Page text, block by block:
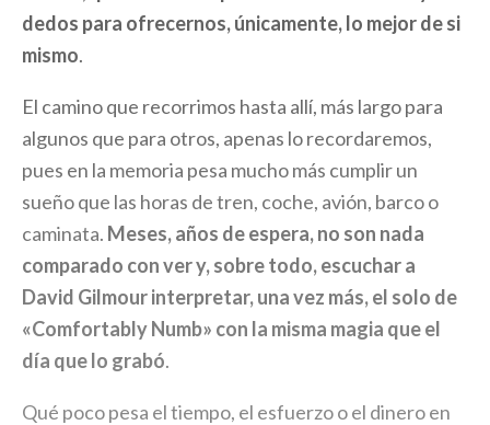
dedos para ofrecernos, únicamente, lo mejor de si
mismo.
El camino que recorrimos hasta allí, más largo para
algunos que para otros, apenas lo recordaremos,
pues en la memoria pesa mucho más cumplir un
sueño que las horas de tren, coche, avión, barco o
caminata. Meses, años de espera, no son nada
comparado con ver y, sobre todo, escuchar a
David Gilmour interpretar, una vez más, el solo de
«Comfortably Numb» con la misma magia que el
día que lo grabó.
Qué poco pesa el tiempo, el esfuerzo o el dinero en